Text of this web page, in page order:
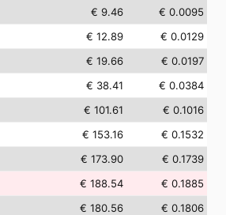
€ 9.46
€ 0.0095
€ 12.89
€ 0.0129
€ 19.66
€ 0.0197
€ 38.41
€ 0.0384
€ 101.61
€ 0.1016
€ 153.16
€ 0.1532
€ 173.90
€ 0.1739
€ 188.54
€ 0.1885
€ 180.56
€ 0.1806